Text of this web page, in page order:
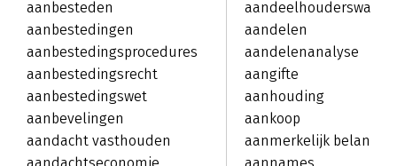
aanbesteden
aanbestedingen
aanbestedingsprocedures
aanbestedingsrecht
aanbestedingswet
aanbevelingen
aandacht vasthouden
aandelen
aandelenanalyse
aangifte
aanhouding
aankoop
aanmerkelijk belang